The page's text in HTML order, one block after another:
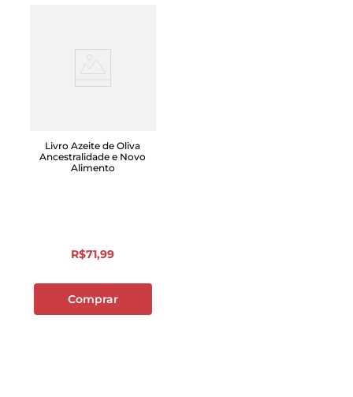
Livro Azeite de Oliva
Ancestralidade e Novo
Alimento
R$71,99
Comprar